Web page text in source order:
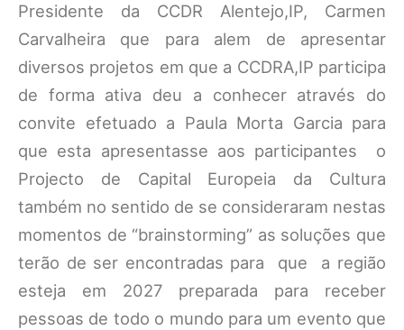
Presidente da CCDR Alentejo,IP, Carmen
Carvalheira que para alem de apresentar
diversos projetos em que a CCDRA,IP participa
de forma ativa deu a conhecer através do
convite efetuado a Paula Morta Garcia para
que esta apresentasse aos participantes o
Projecto de Capital Europeia da Cultura
também no sentido de se consideraram nestas
momentos de “brainstorming” as soluções que
terão de ser encontradas para que a região
esteja em 2027 preparada para receber
pessoas de todo o mundo para um evento que